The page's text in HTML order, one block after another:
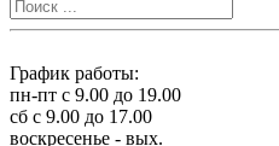
График работы:
пн-пт с 9.00 до 19.00
сб с 9.00 до 17.00
воскресенье - вых.